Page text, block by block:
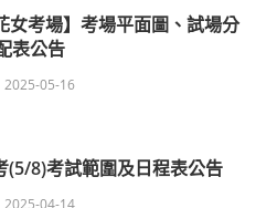
女考場】考場平面圖、試場分
表公告
2025-05-16
(5/8)考試範圍及日程表公告
2025-04-14